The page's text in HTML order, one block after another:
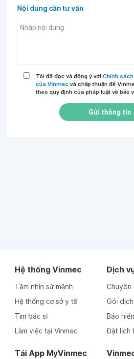
Nội dung cần tư vấn
Tôi đã đọc và đồng ý với Chính
của Vinmec và chấp thuận để
theo quy định của pháp luật về bảo
Gửi thông tin
Hệ thống Vinmec
Tầm nhìn sứ mệnh
Hệ thống cơ sở y tế
Tìm bác sĩ
Làm việc tại Vinmec
Dịch
Chuyên
Gói
Bảo
Đặt lịch
Tải App MyVinmec